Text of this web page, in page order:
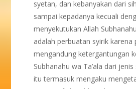
syetan, dan kebanyakan dari
sampai kepadanya kecuali
menyekutukan Allah
adalah perbuatan syirik karena
mengandung ketergantungan
Subhanahu wa Ta’ala dari
itu termasuk mengaku